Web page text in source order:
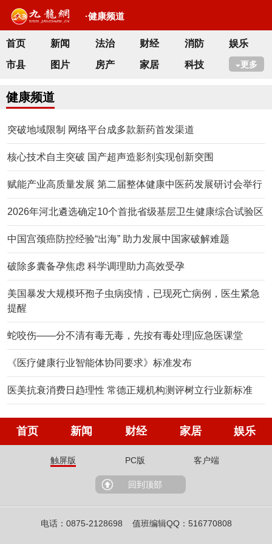
·健康频道
首页 新闻 法治 财经 消防 娱乐
市县 图片 房产 家居 科技 更多
健康频道
突破地域限制 网络平台成多款新药首发渠道
核心技术自主突破 国产超声造影剂实现创新突围
赋能产业高质量发展 第二届整体健康中医药发展研讨会举行
2026年河北遴选确定10个首批省级基层卫生健康综合试验区
中国宫颈癌防控经验“出海” 助力发展中国家破解难题
破除多囊备孕焦虑 科学调理助力高效受孕
美国暴发大规模环孢子虫病疫情，已现死亡病例，医生紧急
提醒
蛇咬伤——分不清有毒无毒，先按有毒处理|应急医课堂
《医疗健康行业智能体协同要求》标准发布
医美抗衰消费日趋理性 常德正规机构测评树立行业新标准
首页 新闻 财经 家居 娱乐
触屏版 PC版 客户端
回到顶部
电话：0875-2128698 值班编辑QQ：516770808